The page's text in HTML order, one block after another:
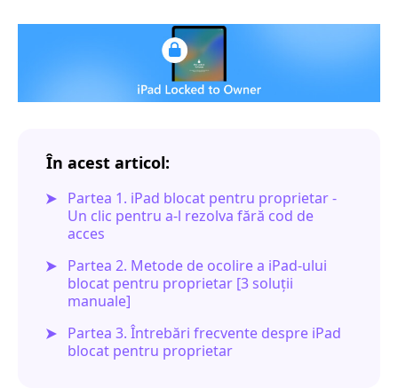
În acest articol:
Partea 1. iPad blocat pentru proprietar -
Un clic pentru a-l rezolva fără cod de
acces
Partea 2. Metode de ocolire a iPad-ului
blocat pentru proprietar [3 soluții
manuale]
Partea 3. Întrebări frecvente despre iPad
blocat pentru proprietar